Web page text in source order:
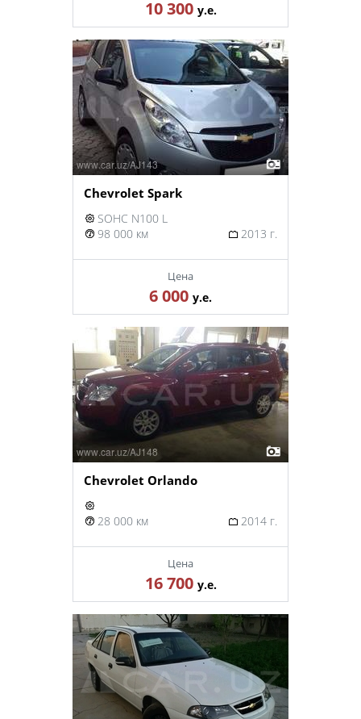
10 300 у.е.
Chevrolet Spark
SOHC N100 L
98 000 км
2013 г.
Цена
6 000 у.е.
Chevrolet Orlando
28 000 км 2014 г.
Цена
16 700 у.е.